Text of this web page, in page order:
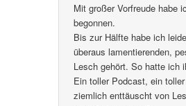
Mit großer Vorfreude habe
begonnen.
Bis zur Hälfte habe ich
überaus lamentierenden,
Lesch gehört. So hatte ich
Ein toller Podcast, ein
ziemlich enttäuscht von